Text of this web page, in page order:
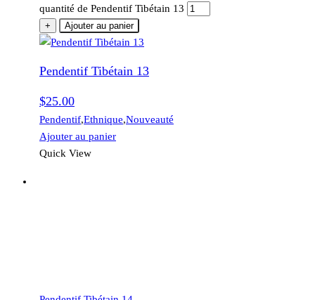
quantité de Pendentif Tibétain 13
+ Ajouter au panier
Pendentif Tibétain 13
$25.00
Pendentif,Ethnique,Nouveauté
Ajouter au panier
Quick View